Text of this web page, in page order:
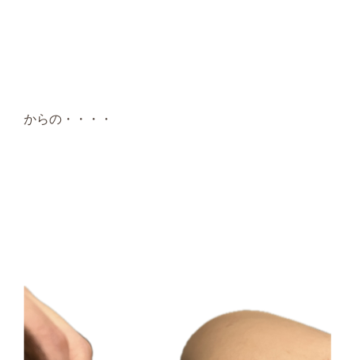
からの・・・・